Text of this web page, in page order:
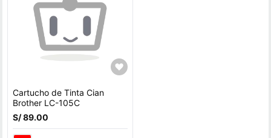
Cartucho de Tinta Cian
Brother LC-105C
S/ 89.00